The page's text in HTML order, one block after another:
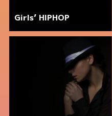
Girls’ HIPHOP